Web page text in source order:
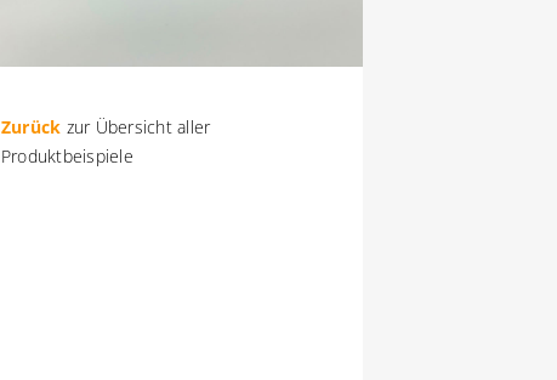
Zurück zur Übersicht aller
Produktbeispiele